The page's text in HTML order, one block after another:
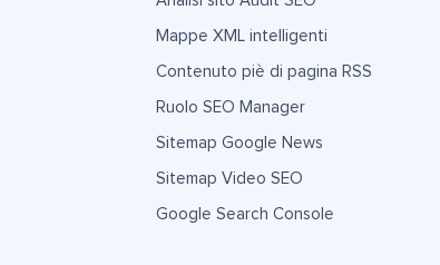
Mappe XML intelligenti
Contenuto piè di pagina RSS
Ruolo SEO Manager
Sitemap Google News
Sitemap Video SEO
Google Search Console